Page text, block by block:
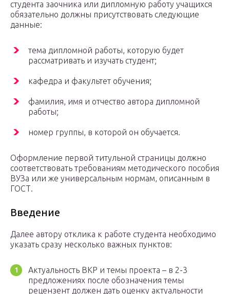
студента заочника или дипломную работу учащихся
обязательно должны присутствовать следующие
данные:
тема дипломной работы, которую будет
рассматривать и изучать студент;
кафедра и факультет обучения;
фамилия, имя и отчество автора дипломной
работы;
номер группы, в которой он обучается.
Оформление первой титульной страницы должно
соответствовать требованиям методического пособия
ВУЗа или же универсальным нормам, описанным в
ГОСТ.
Введение
Далее автору отклика к работе студента необходимо
указать сразу несколько важных пунктов:
Актуальность ВКР и темы проекта – в 2-3
предложениях после обозначения темы
рецензент должен дать оценку актуальности